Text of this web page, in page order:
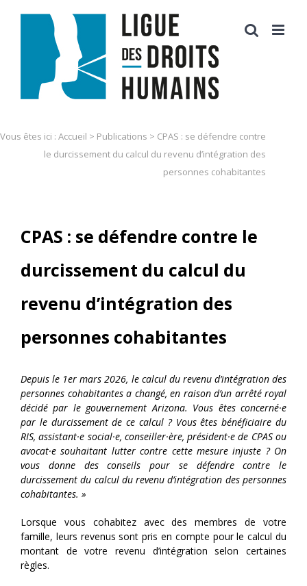
Vous êtes ici : Accueil > Publications > CPAS : se défendre contre
le durcissement du calcul du revenu d’intégration des
personnes cohabitantes
CPAS : se défendre contre le
durcissement du calcul du
revenu d’intégration des
personnes cohabitantes
Depuis le 1er mars 2026, le calcul du revenu d’intégration des
personnes cohabitantes a changé, en raison d’un arrêté royal
décidé par le gouvernement Arizona. Vous êtes concerné·e
par le durcissement de ce calcul ? Vous êtes bénéficiaire du
RIS,assistant·e social·e, conseiller·ère, président·e de CPASou
avocat·e souhaitant lutter contre cette mesure injuste ? On
vous donne desconseils pour se défendre contre le
durcissement du calcul du revenu d’intégration des personnes
cohabitantes. »
Lorsque vous cohabitez avec des membres de votre
famille, leurs revenus sont pris en compte pour le calcul du
montant de votre revenu d’intégration selon certaines
règles.